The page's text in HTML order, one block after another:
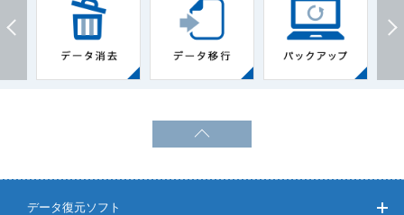
データ復元ソフト